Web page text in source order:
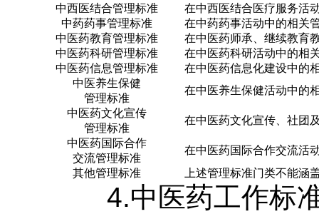
中西医结合管理标准
在中西医结合医疗服务活
中药药事管理标准
在中药药事活动中的相关
中医药教育管理标准
在中医药师承、继续教育
中医药科研管理标准
在中医药科研活动中的相
中医药信息管理标准
在中医药信息化建设中的
中医养生保健
管理标准
在中医养生保健活动中的
中医药文化宣传
管理标准
在中医药文化宣传、社团
中医药国际合作
交流管理标准
在中医药国际合作交流活
其他管理标准
上述管理标准门类不能涵
4.中医药工作标